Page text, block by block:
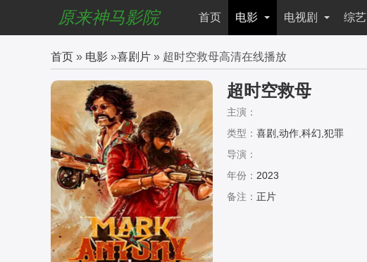
原来神马影院 首页 电影 电视剧 综艺
首页 » 电影 »喜剧片 » 超时空救母高清在线播放
超时空救母
主演：
类型： 喜剧,动作,科幻,犯罪
导演：
年份： 2023
备注： 正片